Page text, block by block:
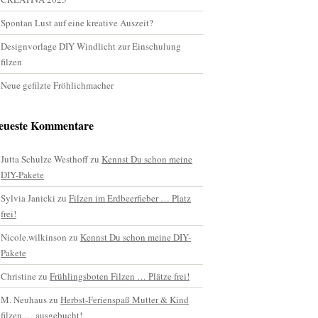
Spontan Lust auf eine kreative Auszeit?
Designvorlage DIY Windlicht zur Einschulung
filzen
Neue gefilzte Fröhlichmacher
Kommentare
Jutta Schulze Westhoffzu Kennst Du schon meine
DIY-Pakete
Sylvia Janicki zu Filzen im Erdbeerfieber … Platz
frei!
Nicole.wilkinson zu Kennst Du schon meine DIY-
Pakete
Christine zu Frühlingsboten Filzen … Plätze frei!
M. Neuhauszu Herbst-Ferienspaß Mutter & Kind
filzen … ausgebucht!